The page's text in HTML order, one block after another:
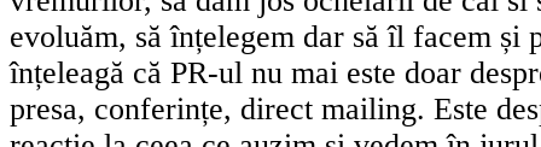
evoluăm, să înțelegem dar să îl facem și
înțeleagă că PR-ul nu mai este doar
presa, conferințe, direct mailing. Este